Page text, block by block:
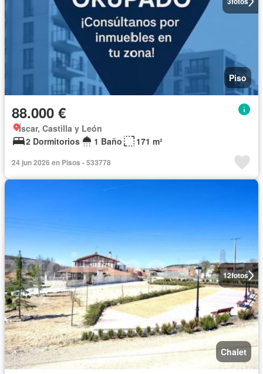
Piso
88.000 €
Íscar, Castilla y León
2 Dormitorios
1 Baño 171 m²
24 jun 2026 en Pisos - 533778
12fotos
Chalet